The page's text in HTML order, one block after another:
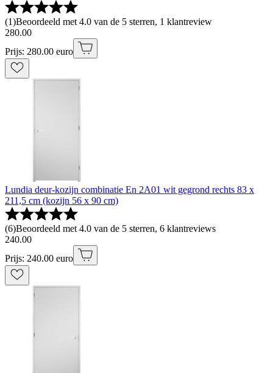
(1)Beoordeeld met 4.0 van de 5 sterren, 1 klantreview
280.00
Prijs: 280.00 euro
Lundia deur-kozijn combinatie En 2A01 wit gegrond rechts 83 x
211,5 cm (kozijn 56 x 90 cm)
(6)Beoordeeld met 4.0 van de 5 sterren, 6 klantreviews
240.00
Prijs: 240.00 euro